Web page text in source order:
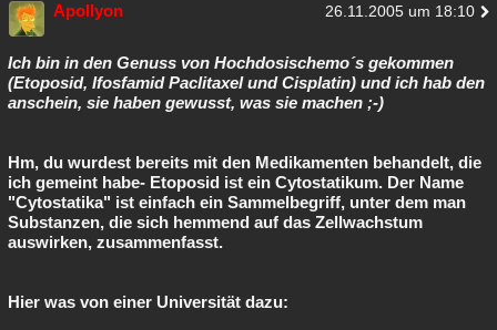
Apollyon 26.11.2005 um 18:10
Ich bin in den Genuss von Hochdosischemo´s gekommen
(Etoposid, Ifosfamid Paclitaxel und Cisplatin) und ich hab den
anschein, sie haben gewusst, was sie machen ;-)
Hm, du wurdest bereits mit den Medikamenten behandelt, die
ich gemeint habe- Etoposid ist ein Cytostatikum. Der Name
"Cytostatika" ist einfach ein Sammelbegriff, unter dem man
Substanzen, die sich hemmend auf das Zellwachstum
auswirken, zusammenfasst.
Hier was von einer Universität dazu: